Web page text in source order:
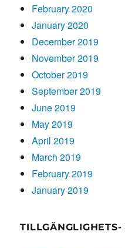
February 2020
January 2020
December 2019
November 2019
October 2019
September 2019
June 2019
May 2019
April 2019
March 2019
February 2019
January 2019